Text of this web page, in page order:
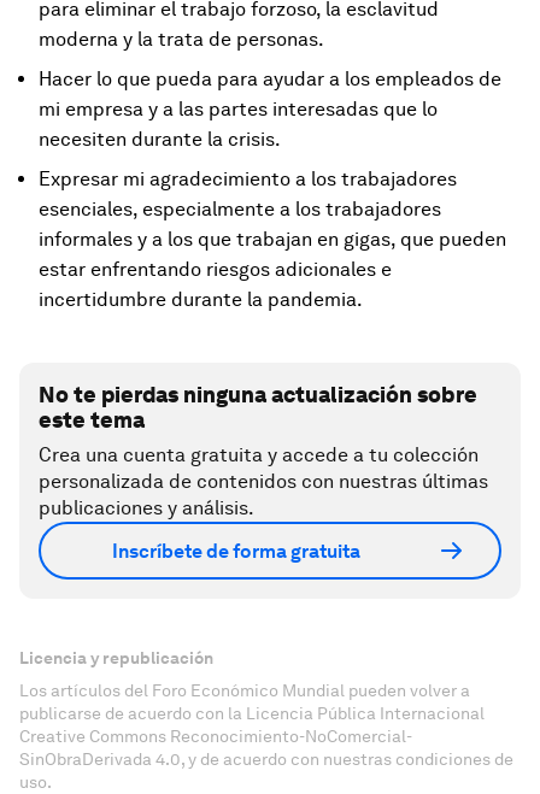
para eliminar el trabajo forzoso, la esclavitud
moderna y la trata de personas.
Hacer lo que pueda para ayudar a los empleados de
mi empresa y a las partes interesadas que lo
necesiten durante la crisis.
Expresar mi agradecimiento a los trabajadores
esenciales, especialmente a los trabajadores
informales y a los que trabajan en gigas, que pueden
estar enfrentando riesgos adicionales e
incertidumbre durante la pandemia.
No te pierdas ninguna actualización sobre
este tema
Crea una cuenta gratuita y accede a tu colección
personalizada de contenidos con nuestras últimas
publicaciones y análisis.
Inscríbete de forma gratuita
Licencia y republicación
Los artículos del Foro Económico Mundial pueden volver a
publicarse de acuerdo con la Licencia Pública Internacional
Creative Commons Reconocimiento-NoComercial-
SinObraDerivada 4.0, y de acuerdo con nuestras condiciones de
uso.